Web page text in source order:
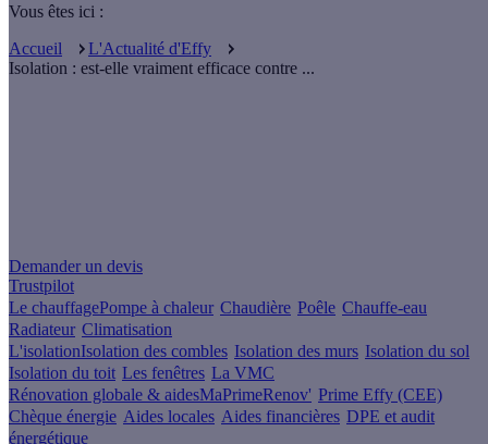
Vous êtes ici :
Accueil
L'Actualité d'Effy
Isolation : est-elle vraiment efficace contre ...
Demander un devis
Trustpilot
Le chauffagePompe à chaleur Chaudière Poêle Chauffe-eau
Radiateur Climatisation
L'isolationIsolation des combles Isolation des murs Isolation du sol
Isolation du toit Les fenêtres La VMC
Rénovation globale & aidesMaPrimeRenov' Prime Effy (CEE)
Chèque énergie Aides locales Aides financières DPE et audit
énergétique